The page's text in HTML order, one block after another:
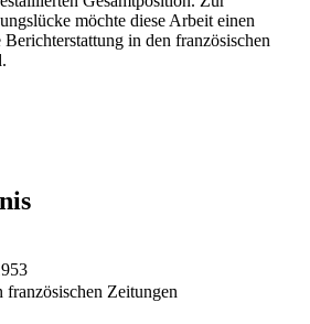
möchte diese Arbeit einen
in den französischen
Zeitungen